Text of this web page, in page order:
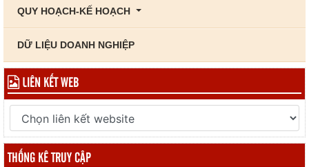
QUY HOẠCH-KẾ HOẠCH
DỮ LIỆU DOANH NGHIỆP
LIÊN KẾT WEB
THỐNG KÊ TRUY CẬP